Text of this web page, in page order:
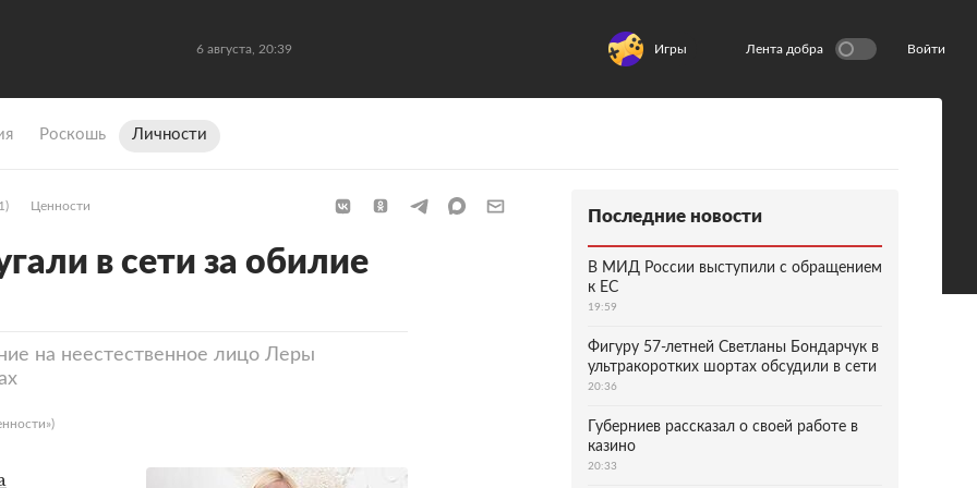
6 августа, 20:39 Игры Лента добра Войти
Роскошь Личности
Ценности
в сети за обилие
на неестественное лицо Леры
Последние новости
В МИД России выступили с обращением
к ЕС
19:59
Фигуру 57-летней Светланы Бондарчук в
ультракоротких шортах обсудили в сети
20:36
Губерниев рассказал о своей работе в
казино
20:33